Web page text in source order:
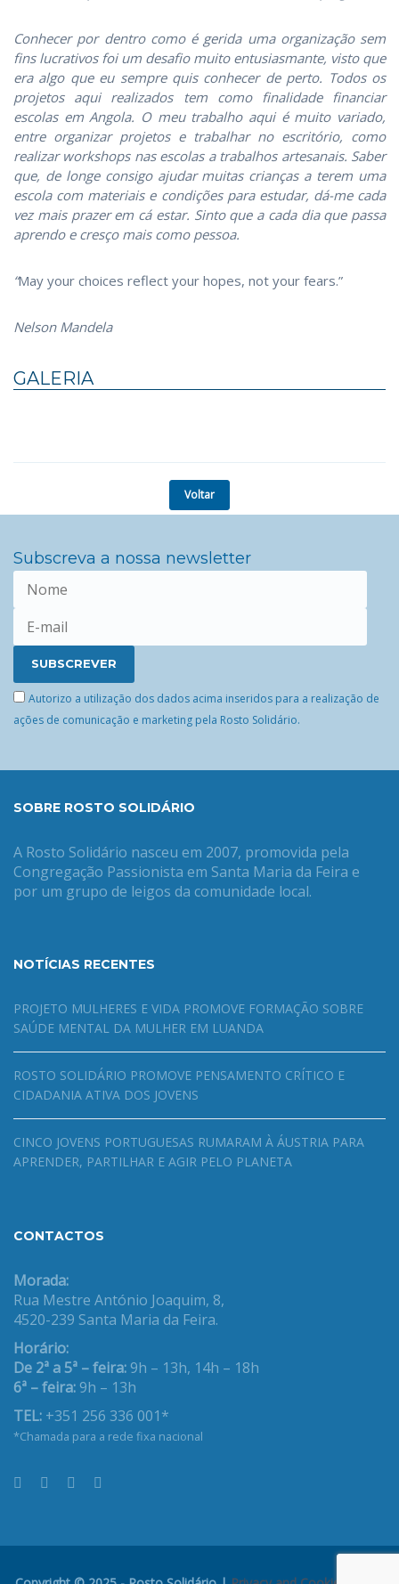
Conhecer por dentro como é gerida uma organização sem
fins lucrativos foi um desafio muito entusiasmante, visto que
era algo que eu sempre quis conhecer de perto. Todos os
projetos aqui realizados tem como finalidade financiar
escolas em Angola. O meu trabalho aqui é muito variado,
entre organizar projetos e trabalhar no escritório, como
realizar workshops nas escolas a trabalhos artesanais. Saber
que, de longe consigo ajudar muitas crianças a terem uma
escola com materiais e condições para estudar, dá-me cada
vez mais prazer em cá estar. Sinto que a cada dia que passa
aprendo e cresço mais como pessoa.
“May your choices reflect your hopes, not your fears.”
Nelson Mandela
GALERIA
Voltar
Subscreva a nossa newsletter
Autorizo a utilização dos dados acima inseridos para a realização de
ações de comunicação e marketing pela Rosto Solidário.
SOBRE ROSTO SOLIDÁRIO
A Rosto Solidário nasceu em 2007, promovida pela
Congregação Passionista em Santa Maria da Feira e
por um grupo de leigos da comunidade local.
NOTÍCIAS RECENTES
PROJETO MULHERES E VIDA PROMOVE FORMAÇÃO SOBRE
SAÚDE MENTAL DA MULHER EM LUANDA
ROSTO SOLIDÁRIO PROMOVE PENSAMENTO CRÍTICO E
CIDADANIA ATIVA DOS JOVENS
CINCO JOVENS PORTUGUESAS RUMARAM À ÁUSTRIA PARA
APRENDER, PARTILHAR E AGIR PELO PLANETA
CONTACTOS
Morada:
Rua Mestre António Joaquim, 8,
4520-239 Santa Maria da Feira.
Horário:
De 2ª a 5ª – feira: 9h – 13h, 14h – 18h
6ª – feira: 9h – 13h
TEL: +351 256 336 001*
*Chamada para a rede fixa nacional